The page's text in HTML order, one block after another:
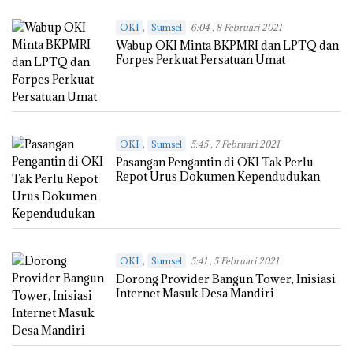
OKI , Sumsel 6:04 , 8 Februari 2021
Wabup OKI Minta BKPMRI dan LPTQ dan
Forpes Perkuat Persatuan Umat
OKI , Sumsel 5:45 , 7 Februari 2021
Pasangan Pengantin di OKI Tak Perlu
Repot Urus Dokumen Kependudukan
OKI , Sumsel 5:41 , 5 Februari 2021
Dorong Provider Bangun Tower, Inisiasi
Internet Masuk Desa Mandiri